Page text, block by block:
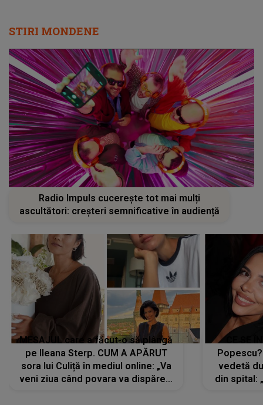
STIRI MONDENE
Radio Impuls cucerește tot mai mulți
ascultători: creșteri semnificative în audiență
MESAJUL care a făcut-o să plângă
pe Ileana Sterp. CUM A APĂRUT
sora lui Culiță în mediul online: „Va
veni ziua când povara va dispărea,
vedetă
din spital: